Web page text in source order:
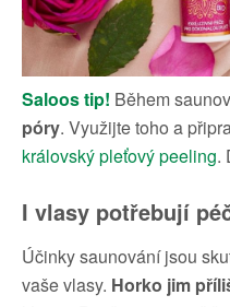
Saloos tip! Během
póry. Využijte toho a
královský pleťový peeling.
I vlasy potřebují
Účinky saunování jsou
vaše vlasy. Horko jim